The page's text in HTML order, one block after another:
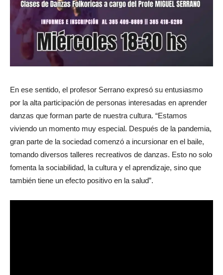
En ese sentido, el profesor Serrano expresó su entusiasmo
por la alta participación de personas interesadas en aprender
danzas que forman parte de nuestra cultura. “Estamos
viviendo un momento muy especial. Después de la pandemia,
gran parte de la sociedad comenzó a incursionar en el baile,
tomando diversos talleres recreativos de danzas. Esto no solo
fomenta la sociabilidad, la cultura y el aprendizaje, sino que
también tiene un efecto positivo en la salud”.